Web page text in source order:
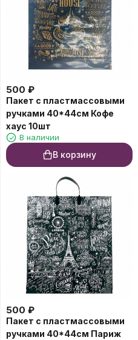
500 ₽
Пакет с пластмассовыми
ручками 40*44см Кофе
хаус 10шт
В наличии
В корзину
500 ₽
Пакет с пластмассовыми
ручками 40*44см Париж